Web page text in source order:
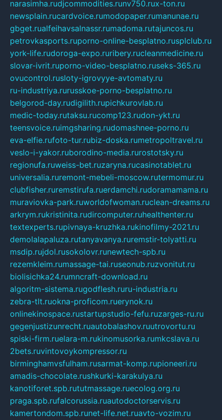
narasimha.rudjcommodities.runv750.rux-ton.ru
newsplain.rucardvoice.rumodopaper.rumanunae.ru
gbget.rualfeihavsalnassr.rumadoma.rutajuncos.ru
petrovkasports.ruporno-online-besplatno.rusplclub.ru
york-life.rudoroga-expo.ruribery.rucleanmedicine.ru
slovar-ivrit.ruporno-video-besplatno.ruseks-365.ru
ovucontrol.rusloty-igrovyye-avtomaty.ru
ru-industriya.rurusskoe-porno-besplatno.ru
belgorod-day.rudigilith.rupichkurovlab.ru
medic-today.rutaksu.rucomp123.rudon-ykt.ru
teensvoice.ruimgsharing.rudomashnee-porno.ru
eva-elfie.rufoto-tur.rubiz-doska.rumetropoltravel.ru
veslo-i-yakor.ruborodino-media.rurostotsky.ru
regionufa.ruweiss-bet.ruzaryna.rucasinotablet.ru
universalia.ruremont-mebeli-moscow.rutermomur.ru
clubfisher.ruremstirufa.ruerdamchi.rudoramamama.ru
muraviovka-park.ruworldofwoman.ruclean-dreams.ru
arkrym.rukristinita.rudircomputer.ruhealthenter.ru
textexperts.rupivnaya-kruzhka.rukinofilmy-2021.ru
demolalapaluza.rutanyavanya.ruremstir-tolyatti.ru
msdip.rujdol.rusokolovr.runewtech-spb.ru
rezemkleim.rumassage-tai.ruseonub.ruzvonitut.ru
biolisichka24.rumncraft-download.ru
algoritm-sistema.rugodflesh.ruru-industria.ru
zebra-tlt.ruokna-proficom.ruerynok.ru
onlinekinospace.rustartupstudio-fefu.ruzarges-ru.ru
gegenjustizunrecht.ruautobalashov.ruutrovortu.ru
spiski-firm.ruelara-m.rukinomusorka.rumkcslava.ru
2bets.ruvintovoykompressor.ru
birminghamvsfulham.rusarmat-komp.rupioneeri.ru
amadis-chocolate.rushkurki-karakulya.ru
kanotiforet.spb.rututmassage.ruecolog.org.ru
praga.spb.rufalcorussia.ruautodoctorservis.ru
kamertondom.spb.runet-life.net.ruavto-vozim.ru